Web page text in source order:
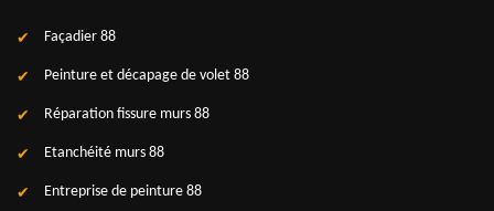
Façadier 88
Peinture et décapage de volet 88
Réparation fissure murs 88
Etanchéité murs 88
Entreprise de peinture 88